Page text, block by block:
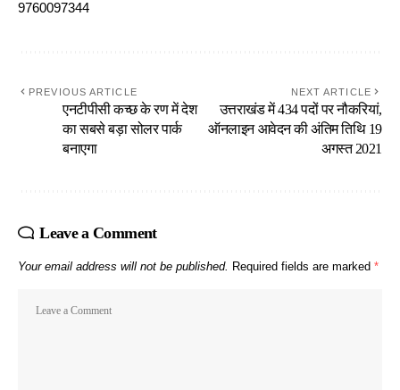
9760097344
PREVIOUS ARTICLE
एनटीपीसी कच्छ के रण में देश
का सबसे बड़ा सोलर पार्क
बनाएगा
NEXT ARTICLE
उत्तराखंड में 434 पदों पर नौकरियां,
ऑनलाइन आवेदन की अंतिम तिथि 19
अगस्त 2021
Leave a Comment
Your email address will not be published. Required fields are marked *